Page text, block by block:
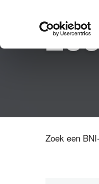
Zoek een